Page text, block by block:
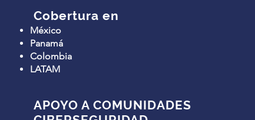
Cobertura en
México
Panamá
Colombia
LATAM
APOYO A COMUNIDADES